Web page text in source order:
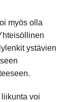
myös olla
ystävien
voi